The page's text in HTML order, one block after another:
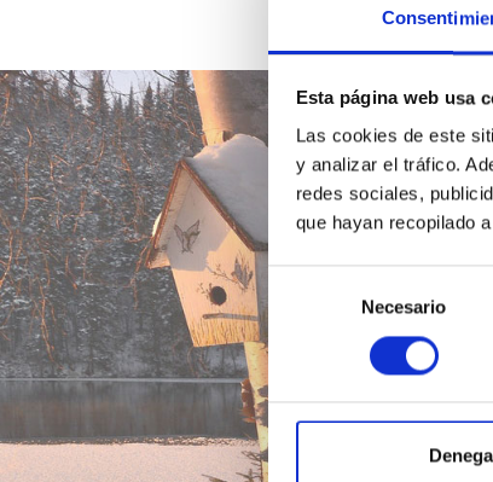
Esta página web usa
Las cookies de este
y analizar el tráfico.
redes sociales,
que hayan recopilado
de
consentimiento
Necesario